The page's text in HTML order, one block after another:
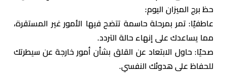
حظ برج الميزان اليوم:
عاطفيًا: تمر بمرحلة حاسمة تتضح فيها الأمور غير المستقرة،
مما يساعدك على إنهاء حالة التردد.
صحيًا: حاول الابتعاد عن القلق بشأن أمور خارجة عن سيطرتك
للحفاظ على هدوئك النفسي.